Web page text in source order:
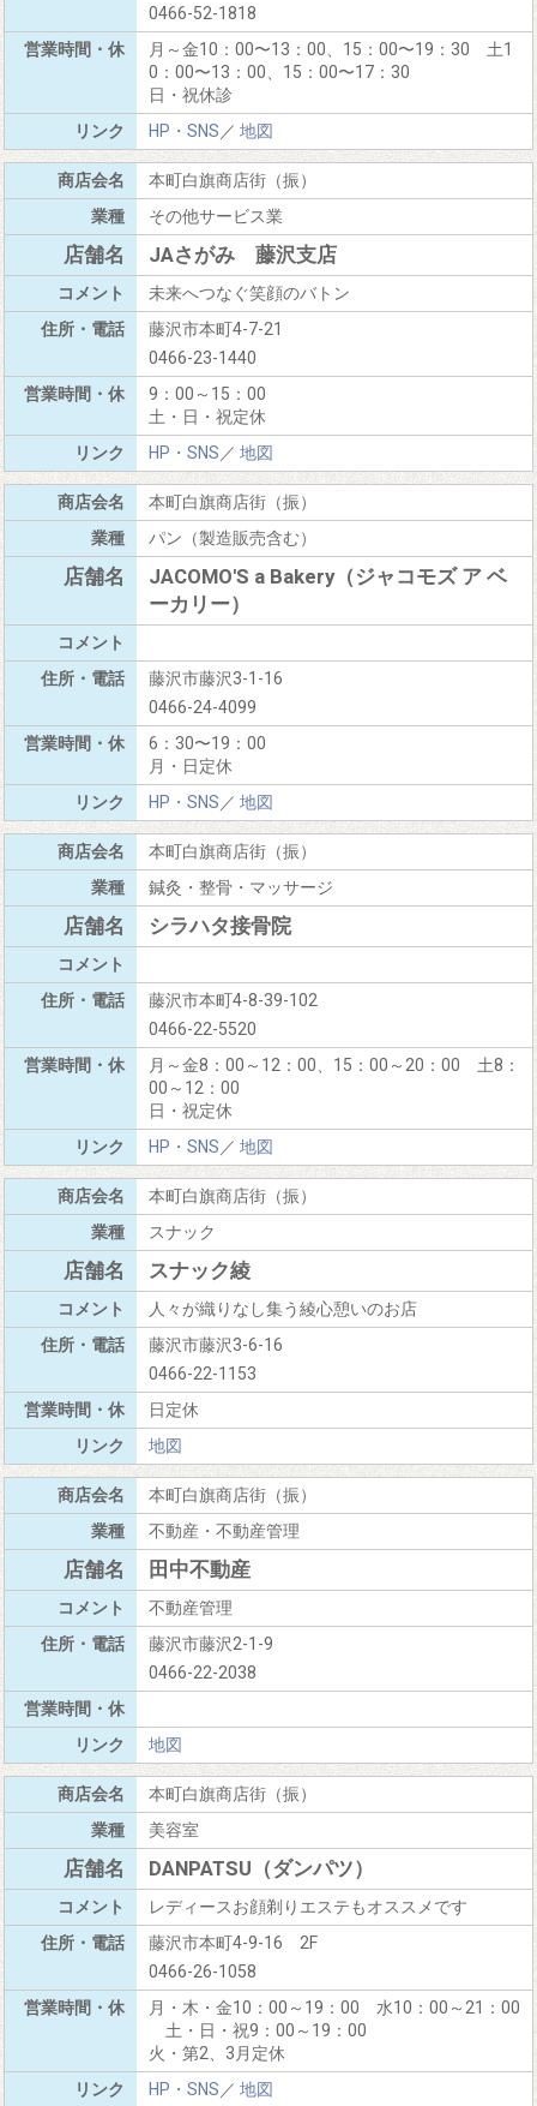
0466-52-1818
月～金10：00〜13：00、15：00〜19：30 土1
0：00〜13：00、15：00〜17：30
日・祝休診
HP・SNS／ 地図
本町白旗商店街（振）
その他サービス業
JAさがみ 藤沢支店
未来へつなぐ笑顔のバトン
藤沢市本町4-7-21
0466-23-1440
9：00～15：00
土・日・祝定休
HP・SNS／ 地図
本町白旗商店街（振）
パン（製造販売含む）
JACOMO'S a Bakery（ジャコモズ ア ベ
ーカリー）
藤沢市藤沢3-1-16
0466-24-4099
6：30〜19：00
月・日定休
HP・SNS／ 地図
本町白旗商店街（振）
鍼灸・整骨・マッサージ
シラハタ接骨院
藤沢市本町4-8-39-102
0466-22-5520
月～金8：00～12：00、15：00～20：00 土8：
00～12：00
日・祝定休
HP・SNS／ 地図
本町白旗商店街（振）
スナック
スナック綾
人々が織りなし集う綾心憩いのお店
藤沢市藤沢3-6-16
0466-22-1153
日定休
地図
本町白旗商店街（振）
不動産・不動産管理
田中不動産
不動産管理
藤沢市藤沢2-1-9
0466-22-2038
地図
本町白旗商店街（振）
美容室
DANPATSU（ダンパツ）
レディースお顔剃りエステもオススメです
藤沢市本町4-9-16 2F
0466-26-1058
月・木・金10：00～19：00 水10：00～21：00
土・日・祝9：00～19：00
火・第2、3月定休
HP・SNS／ 地図